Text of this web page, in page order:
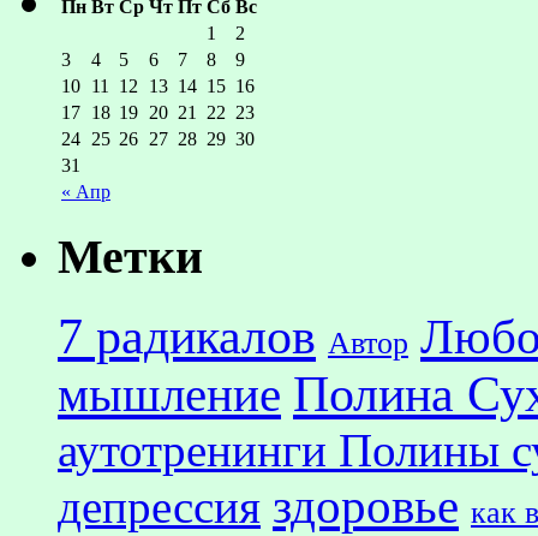
Пн Вт Ср Чт Пт Сб Вс
« Апр
1
2
3
4 5 6 7 8
9
10 11 12 13 14 15 16
17 18 19 20 21 22 23
24 25 26 27 28 29 30
31
Метки
7 радикалов Автор
мышление Полина
аутотренинги Полины
депрессия здоровье как